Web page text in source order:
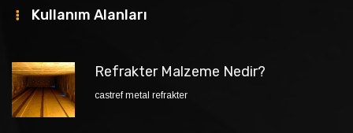
Kullanım Alanları
Refrakter Malzeme Nedir?
castref metal refrakter